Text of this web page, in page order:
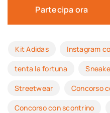
Partecipa ora
Kit Adidas Instagram
tenta la fortuna
Streetwear Concorso
Concorso con scontrino